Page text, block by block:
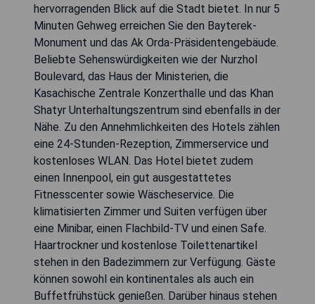
hervorragenden Blick auf die Stadt bietet. In nur 5
Minuten Gehweg erreichen Sie den Bayterek-
Monument und das Ak Orda-Präsidentengebäude.
Beliebte Sehenswürdigkeiten wie der Nurzhol
Boulevard, das Haus der Ministerien, die
Kasachische Zentrale Konzerthalle und das Khan
Shatyr Unterhaltungszentrum sind ebenfalls in der
Nähe. Zu den Annehmlichkeiten des Hotels zählen
eine 24-Stunden-Rezeption, Zimmerservice und
kostenloses WLAN. Das Hotel bietet zudem
einen Innenpool, ein gut ausgestattetes
Fitnesscenter sowie Wäscheservice. Die
klimatisierten Zimmer und Suiten verfügen über
eine Minibar, einen Flachbild-TV und einen Safe.
Haartrockner und kostenlose Toilettenartikel
stehen in den Badezimmern zur Verfügung. Gäste
können sowohl ein kontinentales als auch ein
Buffetfrühstück genießen. Darüber hinaus stehen